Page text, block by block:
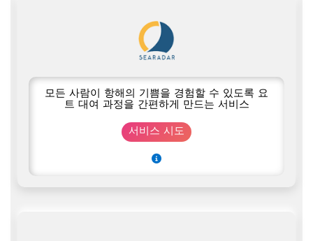
모든 사람이 항해의 기쁨을 경험할 수 있도록 요
트 대여 과정을 간편하게 만드는 서비스
서비스 시도